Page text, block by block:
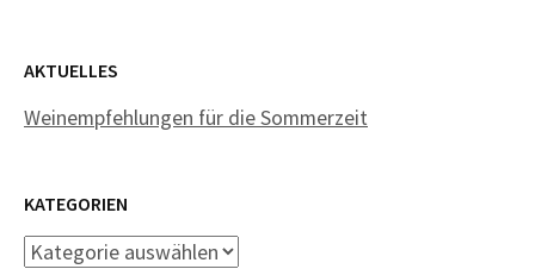
AKTUELLES
Weinempfehlungen für die Sommerzeit
KATEGORIEN
Kategorien